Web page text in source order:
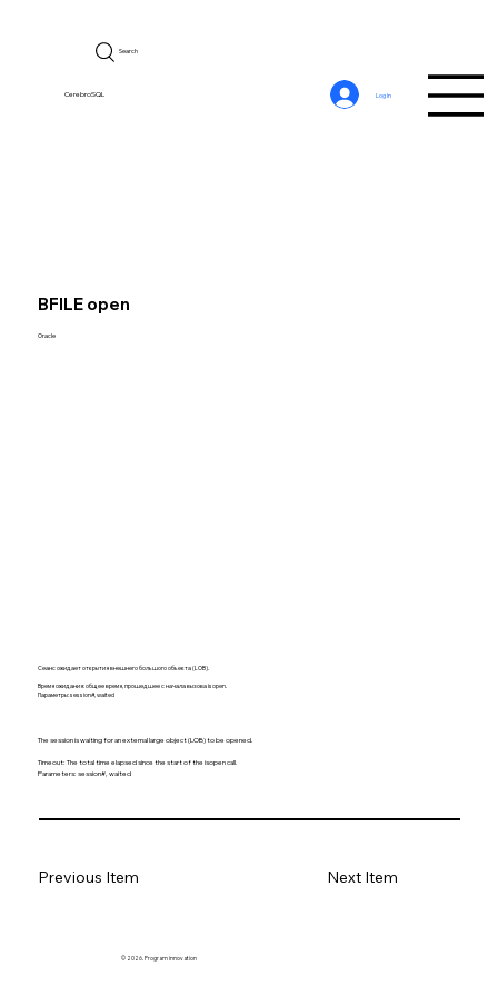
CerebroSQL
Search
Log In
BFILE open
Oracle
Сеанс ожидает открытия внешнего большого объекта (LOB).
Время ожидания: общее время, прошедшее с начала вызова isopen.
Параметры: session#, waited
The session is waiting for an external large object (LOB) to be opened.
Timeout: The total time elapsed since the start of the isopen call.
Parameters: session#, waited
Previous Item Next Item
© 2026. Program innovation